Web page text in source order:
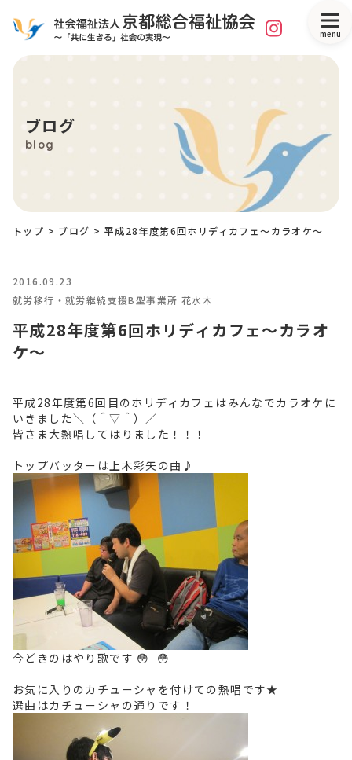
menu
ブログ
blog
トップ > ブログ > 平成28年度第6回ホリディカフェ～カラオケ～
2016.09.23
就労移行・就労継続支援B型事業所 花水木
平成28年度第6回ホリディカフェ～カラオ
ケ～
平成28年度第6回目のホリディカフェはみんなでカラオケに
いきました＼（＾▽＾）／
皆さま大熱唱してはりました！！！
トップバッターは上木彩矢の曲♪
今どきのはやり歌です 😳 😳
お気に入りのカチューシャを付けての熱唱です★
選曲はカチューシャの通りです！